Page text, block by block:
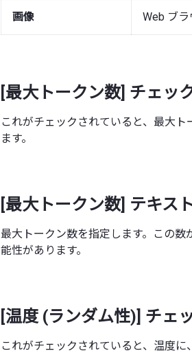
画像 Web ブラ
[最大トークン数] チェッ
これがチェックされていると、最大
ます。
[最大トークン数] テキス
最大トークン数を指定します。この
能性があります。
[温度 (ランダム性)] チェ
これがチェックされていると、温度に